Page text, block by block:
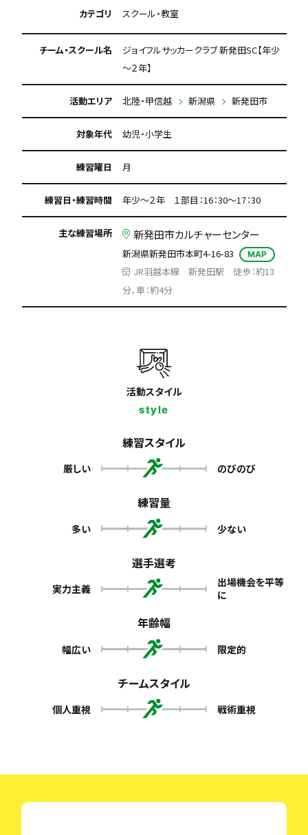
カテゴリ スクール・教室
チーム・スクール名
ジョイフルサッカークラブ 新発田SC【年少
～２年】
活動エリア 北陸・甲信越 新潟県 新発田市
対象年代 幼児・小学生
練習曜日 月
練習日・練習時間 年少～２年 １部目：16：30～17：30
主な練習場所 新発田市カルチャーセンター
新潟県新発田市本町4-16-83 MAP
JR羽越本線 新発田駅 徒歩：約13
分、車：約4分
活動スタイル
style
練習スタイル
厳しい のびのび
練習量
多い 少ない
選手選考
実力主義
出場機会を平等
に
年齢幅
幅広い 限定的
チームスタイル
個人重視 戦術重視